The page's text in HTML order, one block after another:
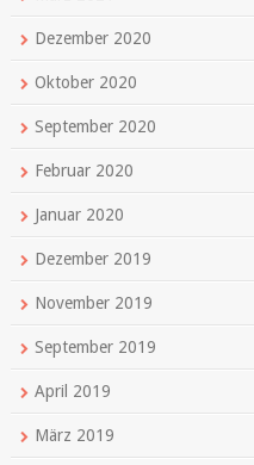
Dezember 2020
Oktober 2020
September 2020
Februar 2020
Januar 2020
Dezember 2019
November 2019
September 2019
April 2019
März 2019